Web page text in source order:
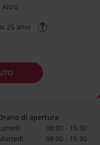
Altro
25 anni
di apertura
08:00 - 15:30
08:00 - 15:30